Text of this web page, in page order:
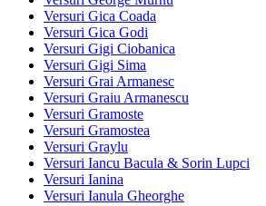
Versuri Gica Coada
Versuri Gica Godi
Versuri Gigi Ciobanica
Versuri Gigi Sima
Versuri Grai Armanesc
Versuri Graiu Armanescu
Versuri Gramoste
Versuri Gramostea
Versuri Graylu
Versuri Iancu Bacula & Sorin Lupci
Versuri Ianina
Versuri Ianula Gheorghe